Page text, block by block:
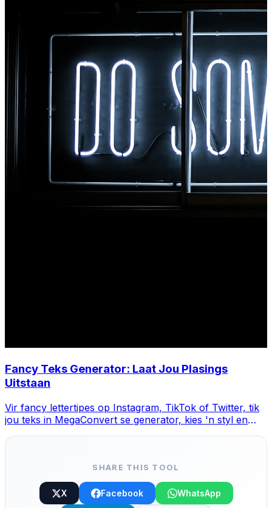
Fancy Teks Generator: Laat Jou Plasings
Uitstaan
Vir fancy lettertipes op Instagram, TikTok of Twitter, tik
jou teks in MegaConvert se generator, kies 'n styl en
SHARE THIS TOOL
X Facebook WhatsApp